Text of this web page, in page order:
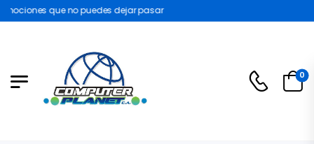
que no puedes dejar pasar
0